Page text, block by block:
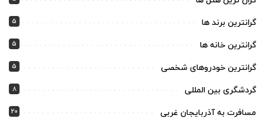
گرانترین برند ها 5
گرانترین خانه ها 5
گرانترین خودروهای شخصی 5
گردشگری بین المللی 8
مسافرت به آذربایجان غربی 20